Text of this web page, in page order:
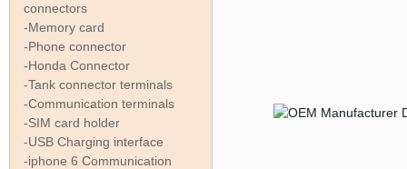
connectors
-Memory card
-Phone connector
-Honda Connector
-Tank connector terminals
-Communication terminals
-SIM card holder
-USB Charging interface
-iphone 6 Communication